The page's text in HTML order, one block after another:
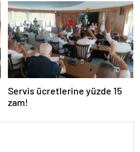
Servis ücretlerine yüzde 15
zam!